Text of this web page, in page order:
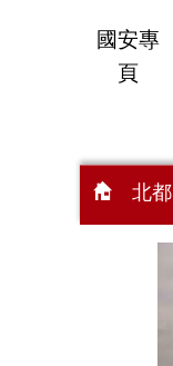
國安專
頁
北都